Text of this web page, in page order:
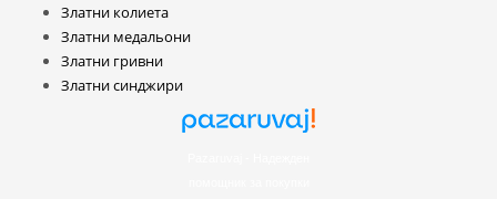
Златни колиета
Златни медальони
Златни гривни
Златни синджири